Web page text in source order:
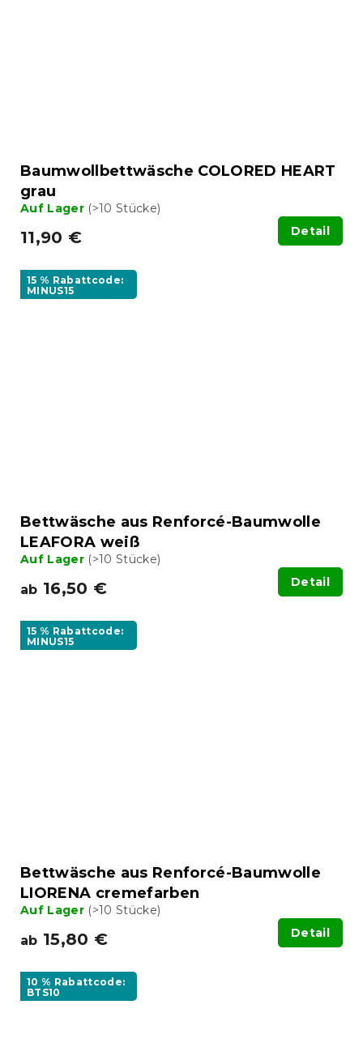
Baumwollbettwäsche COLORED HEART
grau
Auf Lager (>10 Stücke)
11,90 € Detail
15 % Rabattcode:
MINUS15
Bettwäsche aus Renforcé-Baumwolle
LEAFORA weiß
Auf Lager (>10 Stücke)
ab 16,50 € Detail
15 % Rabattcode:
MINUS15
Bettwäsche aus Renforcé-Baumwolle
LIORENA cremefarben
Auf Lager (>10 Stücke)
ab 15,80 € Detail
10 % Rabattcode:
BTS10